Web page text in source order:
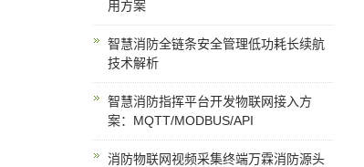
用方案
智慧消防全链条安全管理低功耗长续航
技术解析
智慧消防指挥平台开发物联网接入方
案：MQTT/MODBUS/API
消防物联网视频采集终端万霖消防源头